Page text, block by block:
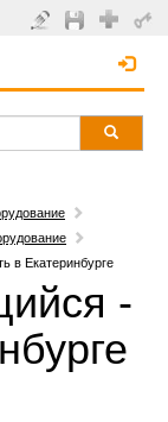
в Екатеринбурге
-